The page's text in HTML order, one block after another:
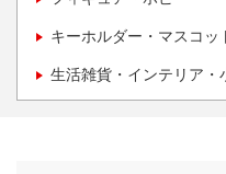
キーホルダー・マスコッ
生活雑貨・インテリア・